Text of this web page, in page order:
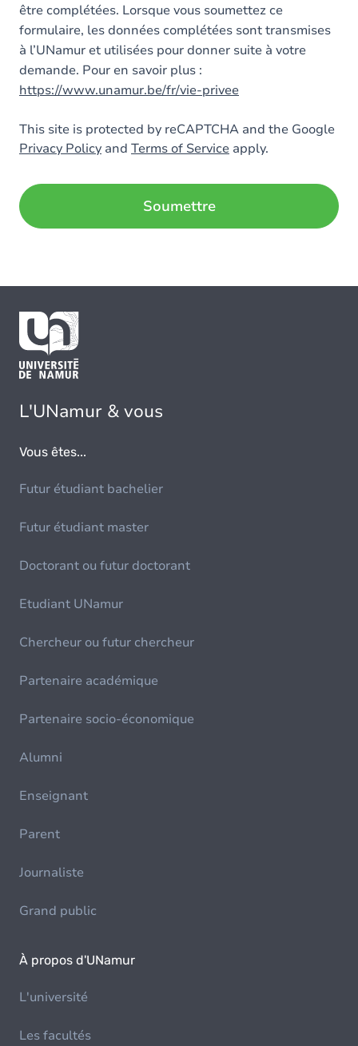
être complétées. Lorsque vous soumettez ce
formulaire, les données complétées sont transmises
à l’UNamur et utilisées pour donner suite à votre
demande. Pour en savoir plus :
https://www.unamur.be/fr/vie-privee
This site is protected by reCAPTCHA and the Google
Privacy Policy and Terms of Service apply.
L'UNamur & vous
Vous êtes...
Futur étudiant bachelier
Futur étudiant master
Doctorant ou futur doctorant
Etudiant UNamur
Chercheur ou futur chercheur
Partenaire académique
Partenaire socio-économique
Alumni
Enseignant
Parent
Journaliste
Grand public
À propos d'UNamur
L'université
Les facultés